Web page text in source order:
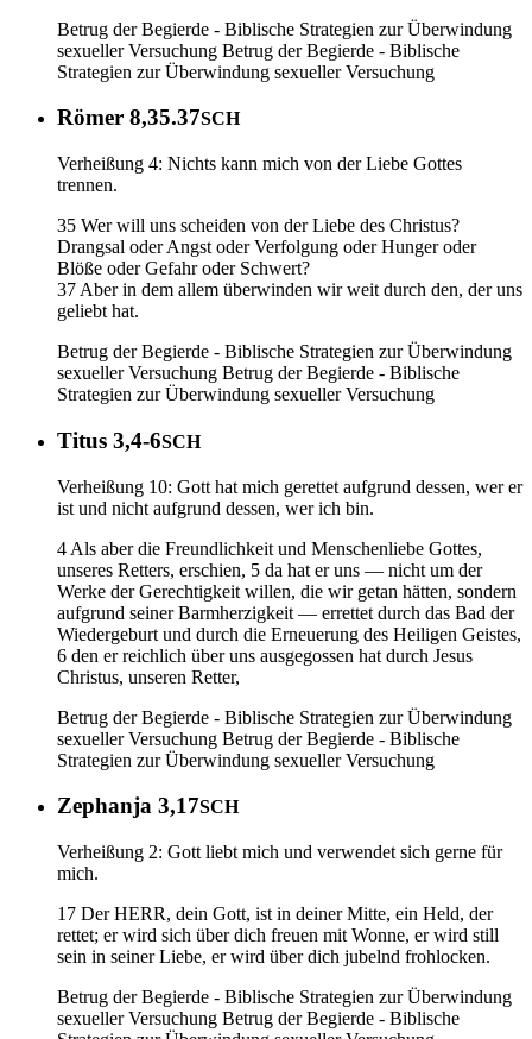
Betrug der Begierde - Biblische Strategien zur Überwindung
sexueller Versuchung Betrug der Begierde - Biblische
Strategien zur Überwindung sexueller Versuchung
Römer 8,35.37SCH
Verheißung 4: Nichts kann mich von der Liebe Gottes
trennen.
35 Wer will uns scheiden von der Liebe des Christus?
Drangsal oder Angst oder Verfolgung oder Hunger oder
Blöße oder Gefahr oder Schwert?
37 Aber in dem allem überwinden wir weit durch den, der uns
geliebt hat.
Betrug der Begierde - Biblische Strategien zur Überwindung
sexueller Versuchung Betrug der Begierde - Biblische
Strategien zur Überwindung sexueller Versuchung
Titus 3,4-6SCH
Verheißung 10: Gott hat mich gerettet aufgrund dessen, wer er
ist und nicht aufgrund dessen, wer ich bin.
4 Als aber die Freundlichkeit und Menschenliebe Gottes,
unseres Retters, erschien, 5 da hat er uns — nicht um der
Werke der Gerechtigkeit willen, die wir getan hätten, sondern
aufgrund seiner Barmherzigkeit — errettet durch das Bad der
Wiedergeburt und durch die Erneuerung des Heiligen Geistes,
6 den er reichlich über uns ausgegossen hat durch Jesus
Christus, unseren Retter,
Betrug der Begierde - Biblische Strategien zur Überwindung
sexueller Versuchung Betrug der Begierde - Biblische
Strategien zur Überwindung sexueller Versuchung
Zephanja 3,17SCH
Verheißung 2: Gott liebt mich und verwendet sich gerne für
mich.
17 Der HERR, dein Gott, ist in deiner Mitte, ein Held, der
rettet; er wird sich über dich freuen mit Wonne, er wird still
sein in seiner Liebe, er wird über dich jubelnd frohlocken.
Betrug der Begierde - Biblische Strategien zur Überwindung
sexueller Versuchung Betrug der Begierde - Biblische